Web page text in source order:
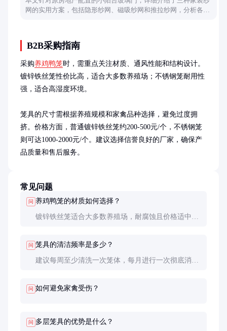
网的实用方案，包括隐形纱网、磁吸纱网和推拉纱网，分析各自
B2B采购指南
采购养鸡鸭笼时，需重点关注材质、通风性能和结构设计。
镀锌铁丝笼性价比高，适合大多数养殖场；不锈钢笼耐用性
强，适合高湿度环境。
笼具的尺寸需根据养殖规模和家禽品种选择，避免过度拥
挤。价格方面，普通镀锌铁丝笼约200-500元/个，不锈钢笼
则可达1000-2000元/个。建议选择信誉良好的厂家，确保产
品质量和售后服务。
常见问题
问 养鸡鸭笼的材质如何选择？
镀锌铁丝笼适合大多数养殖场，耐腐蚀且价格适中；
问 笼具的清洁频率是多少？
建议每周至少清洗一次笼体，每月进行一次彻底消
问 如何避免家禽受伤？
问 多层笼具的优势是什么？